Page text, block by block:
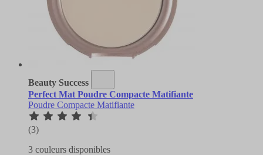
Beauty Success
Perfect Mat Poudre Compacte Matifiante
Poudre Compacte Matifiante
(3)
3 couleurs disponibles